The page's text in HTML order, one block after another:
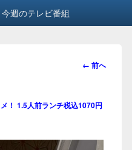
今週のテレビ番組
画
ビ
シ
← 前へ
！ 1.5人前ランチ税込1070円